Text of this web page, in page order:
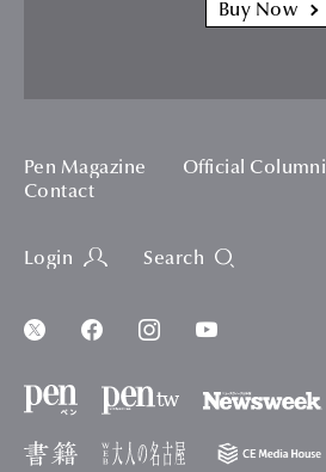
Buy Now
Pen Magazine Official
Contact
Login Search